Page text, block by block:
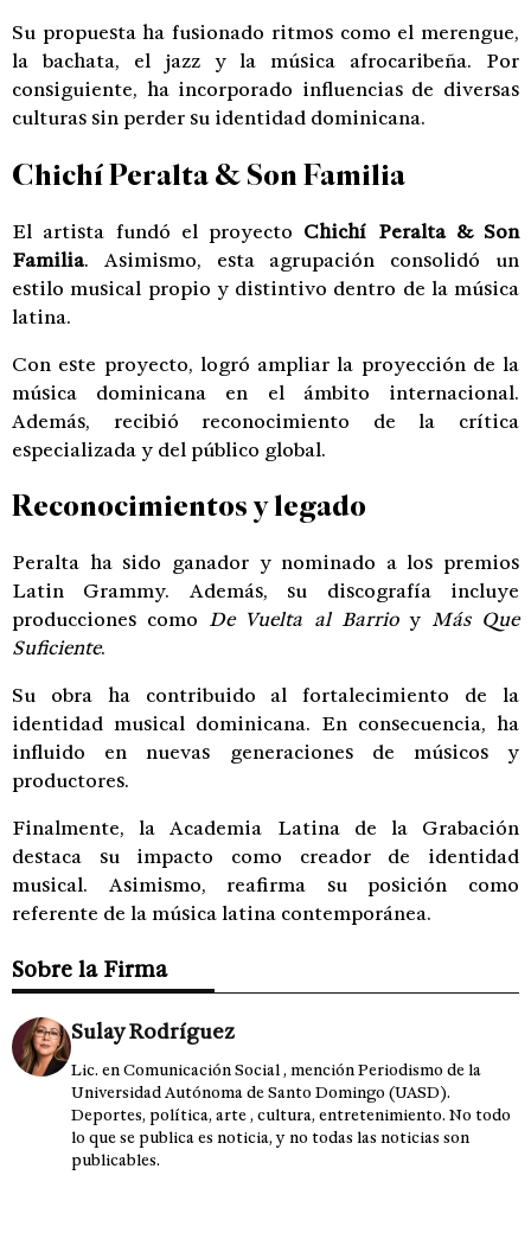
Su propuesta ha fusionado ritmos como el merengue,
la bachata, el jazz y la música afrocaribeña. Por
consiguiente, ha incorporado influencias de diversas
culturas sin perder su identidad dominicana.
Chichí Peralta & Son Familia
El artista fundó el proyecto Chichí Peralta & Son
Familia. Asimismo, esta agrupación consolidó un
estilo musical propio y distintivo dentro de la música
latina.
Con este proyecto, logró ampliar la proyección de la
música dominicana en el ámbito internacional.
Además, recibió reconocimiento de la crítica
especializada y del público global.
Reconocimientos y legado
Peralta ha sido ganador y nominado a los premios
Latin Grammy. Además, su discografía incluye
producciones como De Vuelta al Barrioy Más Que
Suficiente.
Su obra ha contribuido al fortalecimiento de la
identidad musical dominicana. En consecuencia, ha
influido en nuevas generaciones de músicos y
productores.
Finalmente, la Academia Latina de la Grabación
destaca su impacto como creador de identidad
musical. Asimismo, reafirma su posición como
referente de la música latina contemporánea.
Sobre la Firma
Sulay Rodríguez
Lic. en Comunicación Social , mención Periodismo de la
Universidad Autónoma de Santo Domingo (UASD).
Deportes, política, arte , cultura, entretenimiento. No todo
lo que se publica es noticia, y no todas las noticias son
publicables.